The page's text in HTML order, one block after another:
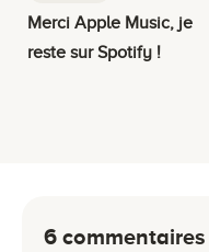
Merci Apple Music, je
reste sur Spotify !
6 commentaires